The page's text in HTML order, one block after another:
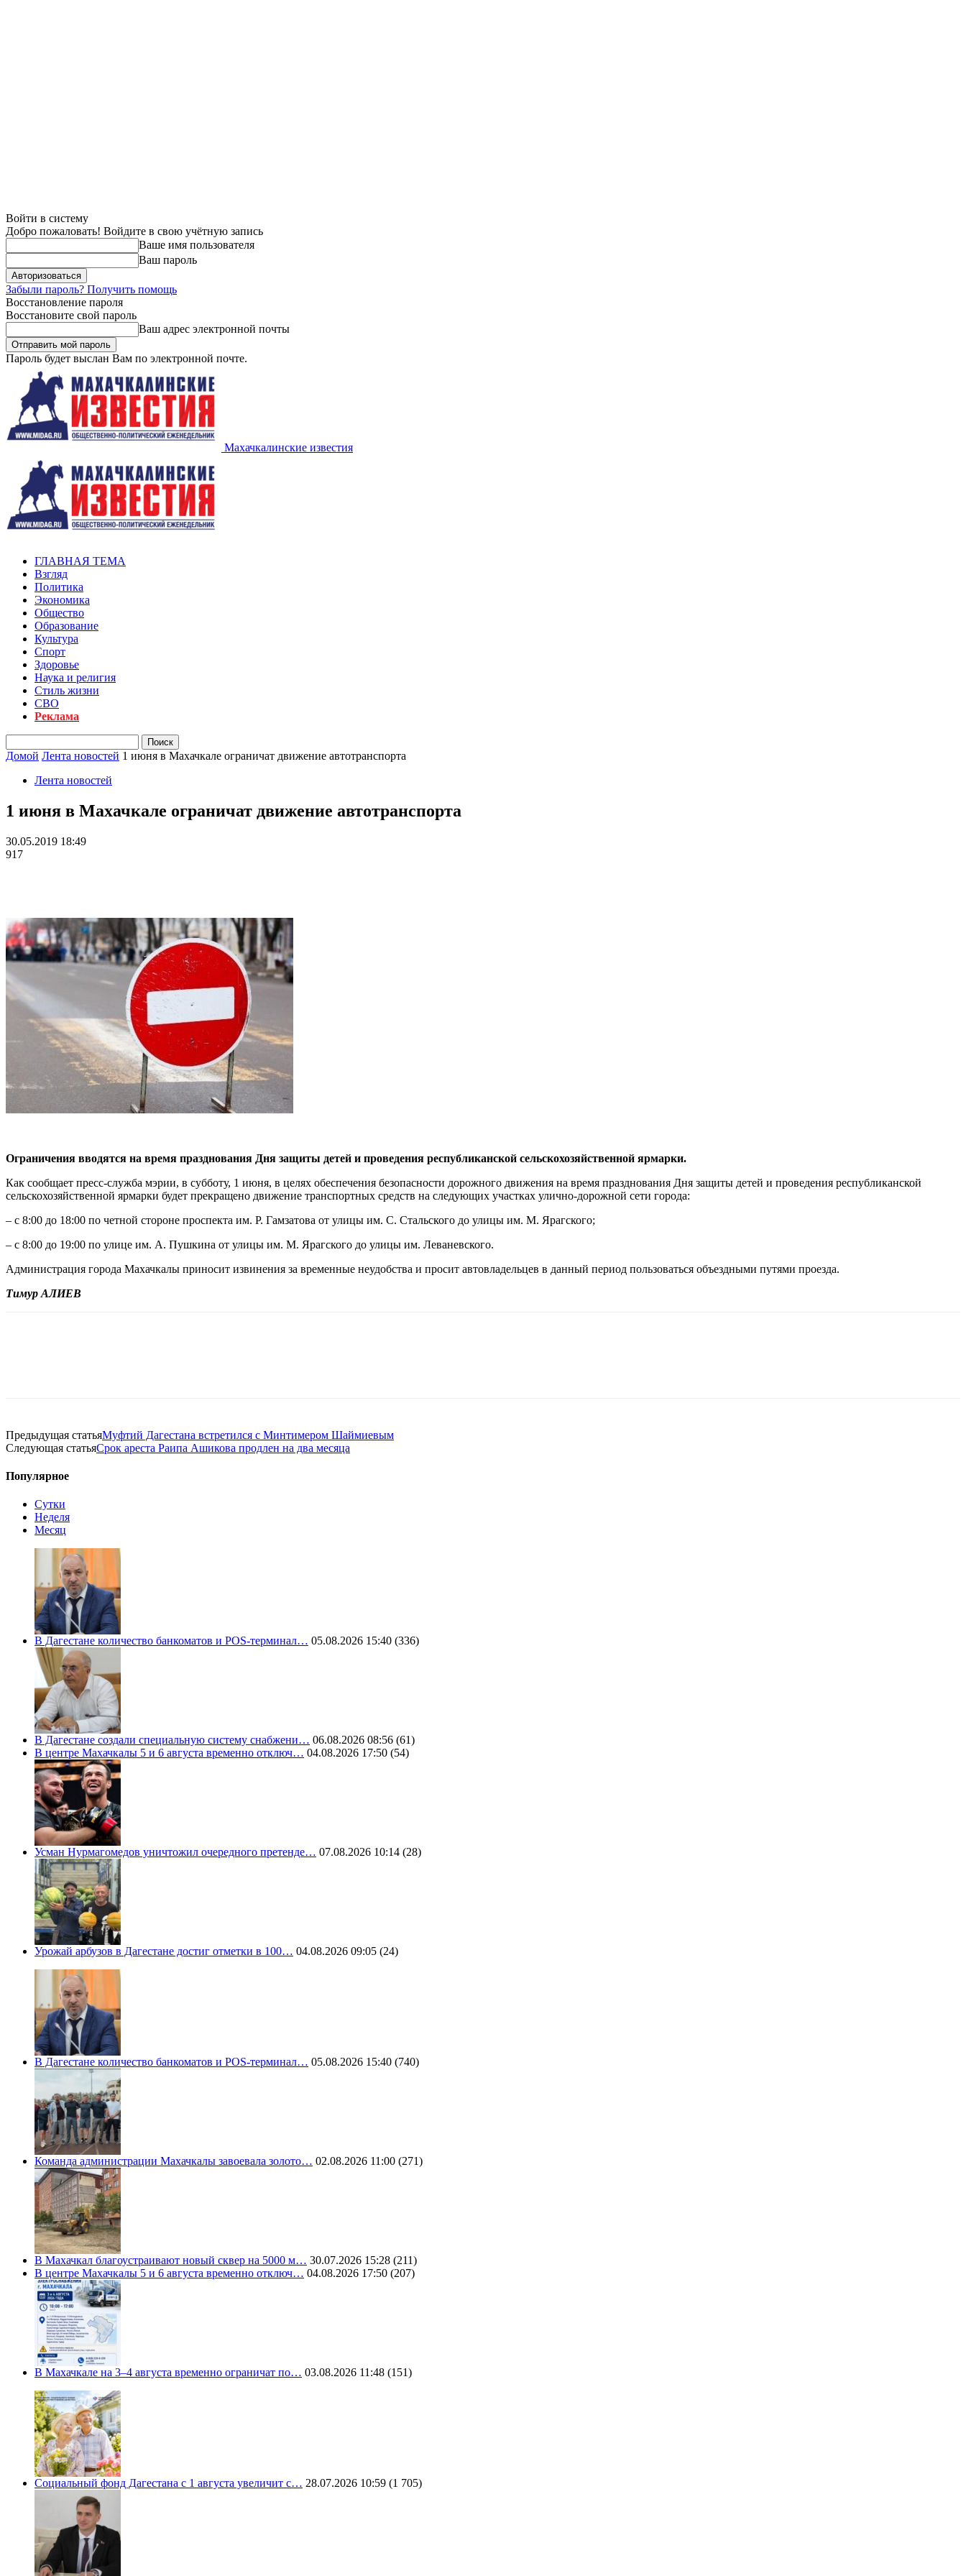
Войти в систему
Добро пожаловать! Войдите в свою учётную запись
Ваше имя пользователя
Ваш пароль
Забыли пароль? Получить помощь
Восстановление пароля
Восстановите свой пароль
Ваш адрес электронной почты
Пароль будет выслан Вам по электронной почте.
Махачкалинские известия
ГЛАВНАЯ ТЕМА
Взгляд
Политика
Экономика
Общество
Образование
Культура
Спорт
Здоровье
Наука и религия
Стиль жизни
СВО
Реклама
Домой Лента новостей 1 июня в Махачкале ограничат движение автотранспорта
Лента новостей
1 июня в Махачкале ограничат движение автотранспорта
30.05.2019 18:49
917
Ограничения вводятся на время празднования Дня защиты детей и проведения республиканской сельскохозяйственной ярмарки.
Как сообщает пресс-служба мэрии, в субботу, 1 июня, в целях обеспечения безопасности дорожного движения на время празднования Дня защиты детей и проведения республиканской
сельскохозяйственной ярмарки будет прекращено движение транспортных средств на следующих участках улично-дорожной сети города:
– с 8:00 до 18:00 по четной стороне проспекта им. Р. Гамзатова от улицы им. С. Стальского до улицы им. М. Ярагского;
– с 8:00 до 19:00 по улице им. А. Пушкина от улицы им. М. Ярагского до улицы им. Леваневского.
Администрация города Махачкалы приносит извинения за временные неудобства и просит автовладельцев в данный период пользоваться объездными путями проезда.
Тимур АЛИЕВ
Предыдущая статьяМуфтий Дагестана встретился с Минтимером Шаймиевым
Следующая статьяСрок ареста Раипа Ашикова продлен на два месяца
Популярное
Сутки
Неделя
Месяц
В Дагестане количество банкоматов и POS-терминал… 05.08.2026 15:40 (336)
В Дагестане создали специальную систему снабжени… 06.08.2026 08:56 (61)
В центре Махачкалы 5 и 6 августа временно отключ… 04.08.2026 17:50 (54)
Усман Нурмагомедов уничтожил очередного претенде… 07.08.2026 10:14 (28)
Урожай арбузов в Дагестане достиг отметки в 100… 04.08.2026 09:05 (24)
В Дагестане количество банкоматов и POS-терминал… 05.08.2026 15:40 (740)
Команда администрации Махачкалы завоевала золото… 02.08.2026 11:00 (271)
В Махачкал благоустраивают новый сквер на 5000 м… 30.07.2026 15:28 (211)
В центре Махачкалы 5 и 6 августа временно отключ… 04.08.2026 17:50 (207)
В Махачкале на 3–4 августа временно ограничат по… 03.08.2026 11:48 (151)
Социальный фонд Дагестана с 1 августа увеличит с… 28.07.2026 10:59 (1 705)